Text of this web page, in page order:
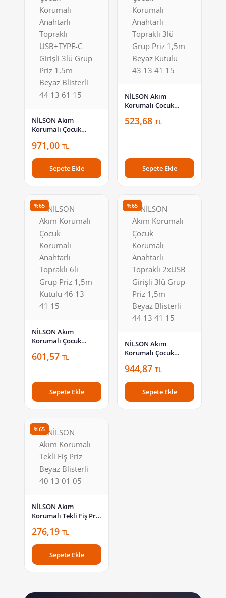
NİLSON Akım
Korumalı Çocuk
Topraklı USB+TYPE-C
Girişli 3lü Grup Priz
1,5m Beyaz Blisterli
44 13 61 15
971,00 TL
Sepete Ekle
NİLSON Akım
Korumalı Çocuk
Topraklı 3lü Grup Priz
523,68 TL
Sepete Ekle
%65
NİLSON Akım
Korumalı Çocuk
Topraklı 6lı Grup Priz
601,57 TL
Sepete Ekle
%65
NİLSON Akım
Korumalı Çocuk
Topraklı 2xUSB Girişli
3lü Grup Priz 1,5m
Beyaz Blisterli 44 13
41 15
944,87 TL
Sepete Ekle
%65
NİLSON Akım
Korumalı Tekli Fiş Priz
01 05
276,19 TL
Sepete Ekle